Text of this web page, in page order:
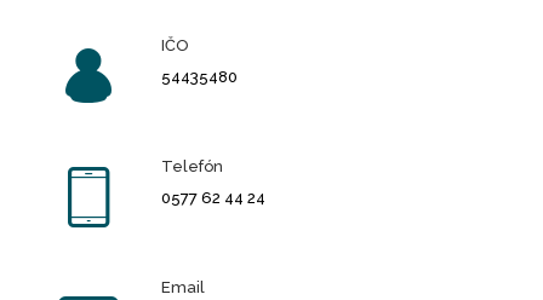
IČO
54435480
Telefón
0577 62 44 24
Email